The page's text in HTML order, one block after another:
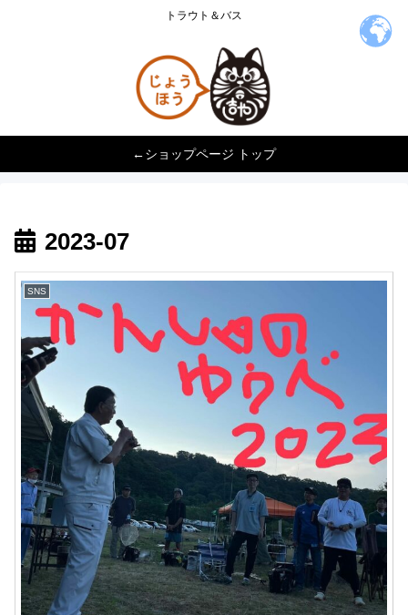
トラウト＆バス
←ショップページ トップ
2023-07
SNS